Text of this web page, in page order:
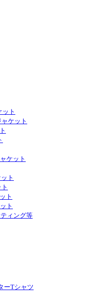
ット
ケット
ケット
ト
ト
ト
ィング等
ーTシャツ